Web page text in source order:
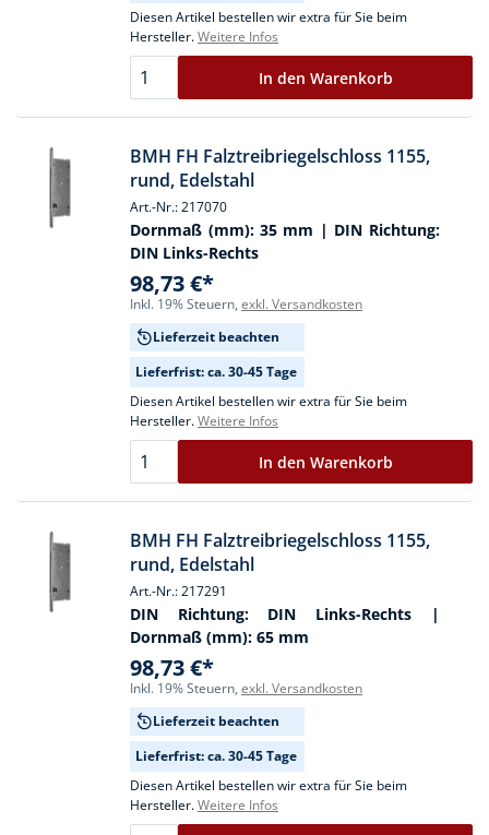
Diesen Artikel bestellen wir extra für Sie beim
Hersteller.Weitere Infos
In den Warenkorb
BMH FH Falztreibriegelschloss 1155,
rund, Edelstahl
Art.-Nr.: 217070
Dornmaß (mm): 35 mm | DIN Richtung:
DIN Links-Rechts
98,73 €*
Inkl. 19% Steuern, exkl. Versandkosten
Lieferzeit beachten
Lieferfrist: ca. 30-45 Tage
Diesen Artikel bestellen wir extra für Sie beim
Hersteller.Weitere Infos
In den Warenkorb
BMH FH Falztreibriegelschloss 1155,
rund, Edelstahl
Art.-Nr.: 217291
DIN Richtung: DIN Links-Rechts |
Dornmaß (mm): 65 mm
98,73 €*
Inkl. 19% Steuern, exkl. Versandkosten
Lieferzeit beachten
Lieferfrist: ca. 30-45 Tage
Diesen Artikel bestellen wir extra für Sie beim
Hersteller.Weitere Infos